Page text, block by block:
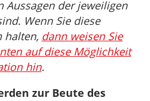
Aussagen der jeweiligen
Wenn Sie diese
halten, dann weisen Sie
auf diese Möglichkeit
hin.
zur Beute des